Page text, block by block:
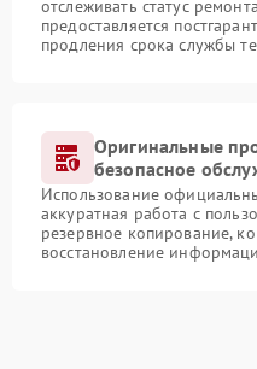
отслеживать статус
предоставляется
продления срока службы
Оригинальные
безопасное
Использование
аккуратная работа с
резервное копирование,
восстановление